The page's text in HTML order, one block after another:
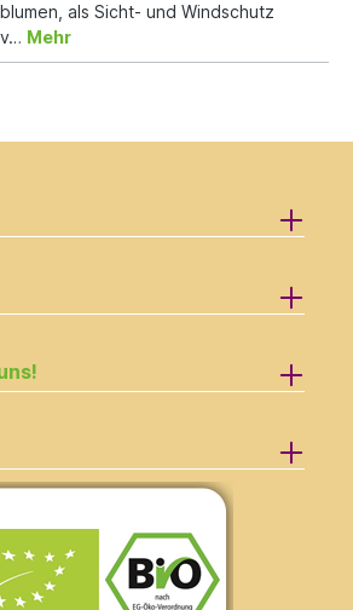
als Sicht- und Windschutz
Mehr